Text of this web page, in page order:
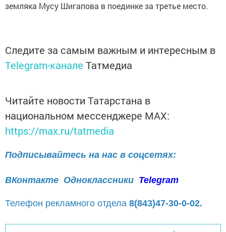
земляка Мусу Шигапова в поединке за третье место.
Следите за самым важным и интересным в
Telegram-канале Татмедиа
Читайте новости Татарстана в
национальном мессенджере MАХ:
https://max.ru/tatmedia
Подписывайтесь на нас в соцсетях:
ВКонтакте Одноклассники Telegram
Телефон рекламного отдела 8(843)47-30-0-02.